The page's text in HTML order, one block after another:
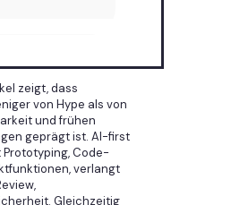
zeigt, dass
von Hype als von
und frühen
geprägt ist. AI-first
Code-
verlangt
Gleichzeitig